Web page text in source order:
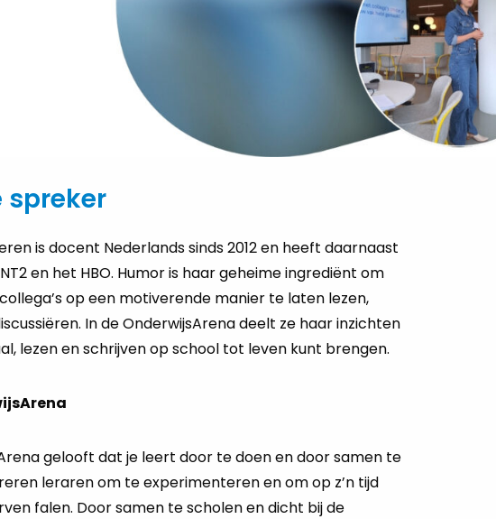
spreker
is docent Nederlands sinds 2012 en heeft daarnaast
en het HBO. Humor is haar geheime ingrediënt om
op een motiverende manier te laten lezen,
In de OnderwijsArena deelt ze haar inzichten
lezen en schrijven op school tot leven kunt brengen.
gelooft dat je leert door te doen en door samen te
leraren om te experimenteren en om op z’n tijd
falen. Door samen te scholen en dicht bij de